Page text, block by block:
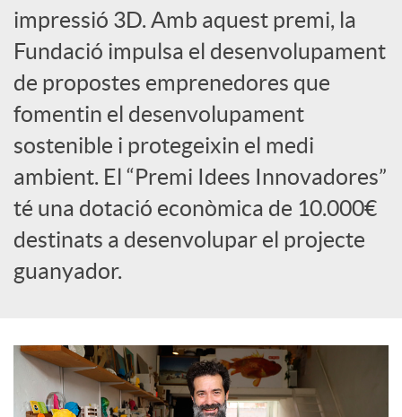
d
e
c
o
n
i
impressió 3D. Amb aquest premi, la
Fundació impulsa el desenvolupament
de propostes emprenedores que
fomentin el desenvolupament
sostenible i protegeixin el medi
ambient. El “Premi Idees Innovadores”
té una dotació econòmica de 10.000€
destinats a desenvolupar el projecte
guanyador.